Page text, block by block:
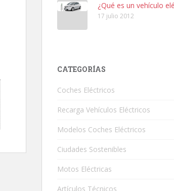
¿Qué es un vehículo
17 julio 2012
CATEGORÍAS
Coches Eléctricos
Recarga Vehículos Eléctricos
Modelos Coches Eléctricos
Ciudades Sostenibles
Motos Eléctricas
Artículos Técnicos